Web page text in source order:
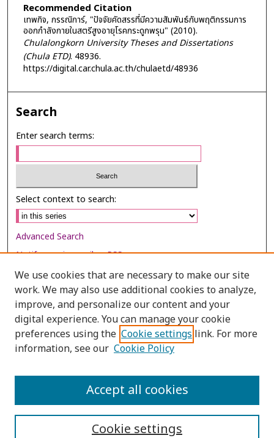
Recommended Citation
เทพกิจ, กรรณิการ์, "ปัจจัยคัดสรรที่มีความสัมพันธ์กับพฤติกรรมการ
ออกกำลังกายในสตรีสูงอายุโรคกระดูกพรุน" (2010).
Chulalongkorn University Theses and Dissertations
(Chula ETD). 48936.
https://digital.car.chula.ac.th/chulaetd/48936
Search
Enter search terms:
Select context to search:
Advanced Search
Notify me via email orRSS
Browse
Collections
Disciplines
Authors
We use cookies that are necessary to make our site
work. We may also use additional cookies to analyze,
improve, and personalize our content and your
digital experience. You can manage your cookie
preferences using the Cookie settings link. For more
information, see our Cookie Policy
Cookie settings
Accept all cookies